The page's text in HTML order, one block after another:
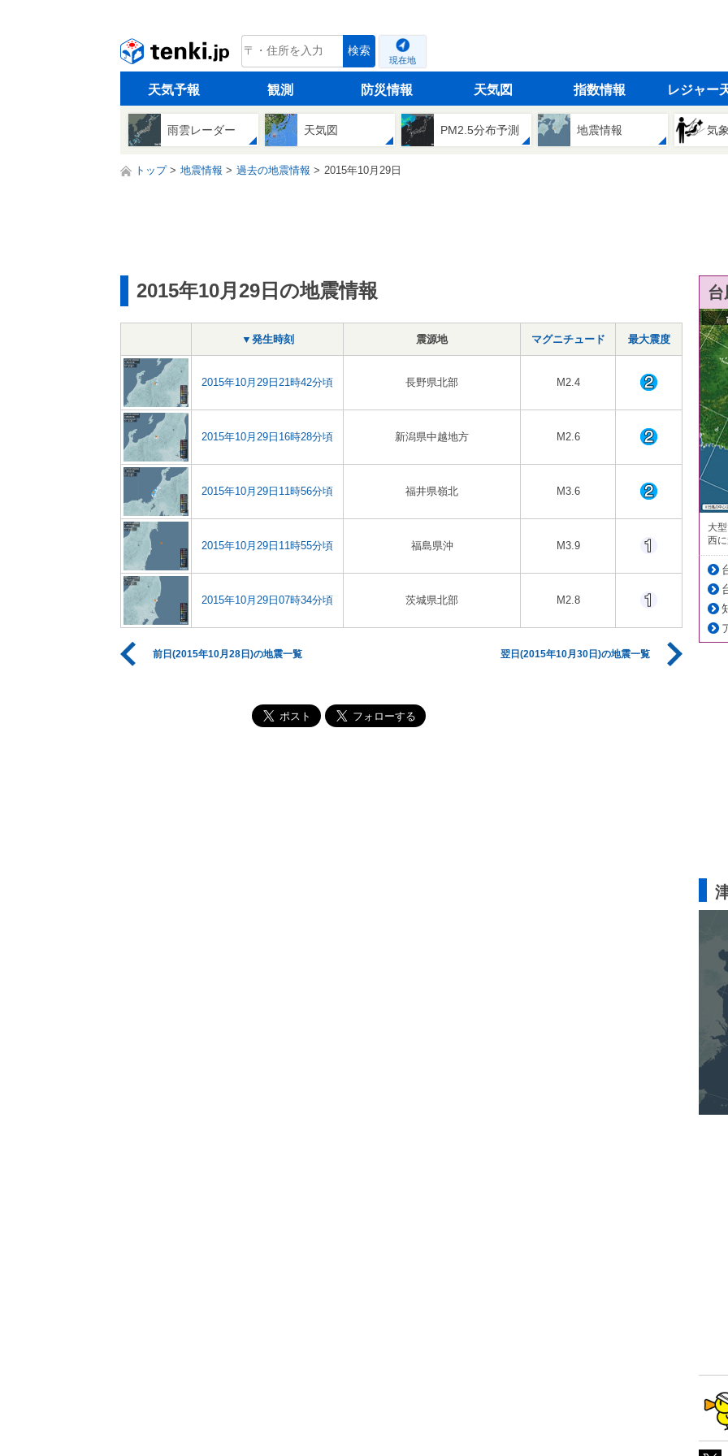
tenki.jp 検索
現在地
天気予報 観測 防災情報 天気図 指数情報 レジャー
雨雲レーダー 天気図 PM2.5分布予測 地震情報 気
トップ 地震情報 過去の地震情報 2015年10月29日
2015年10月29日の地震情報
▼発生時刻 震源地 マグニチュード 最大震度
2015年10月29日21時42分頃 長野県北部 M2.4
2015年10月29日16時28分頃 新潟県中越地方 M2.6
2015年10月29日11時56分頃 福井県嶺北 M3.6
2015年10月29日11時55分頃 福島県沖 M3.9
2015年10月29日07時34分頃 茨城県北部 M2.8
前日(2015年10月28日)の地震一覧 翌日(2015年10月30日)の地震一覧
大
西